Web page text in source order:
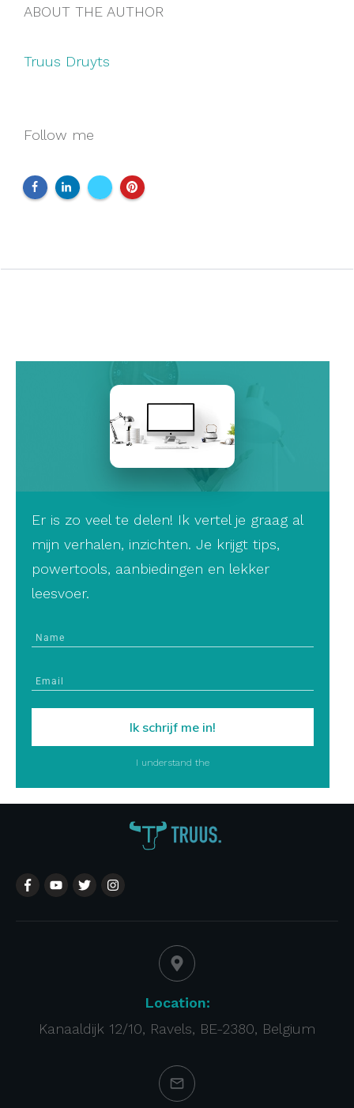
ABOUT THE AUTHOR
Truus Druyts
Follow me
Er is zo veel te delen! Ik vertel je graag al
mijn verhalen, inzichten. Je krijgt tips,
powertools, aanbiedingen en lekker
leesvoer.
Ik schrijf me in!
I understand the
Location:
Kanaaldijk 12/10, Ravels, BE-2380, Belgium